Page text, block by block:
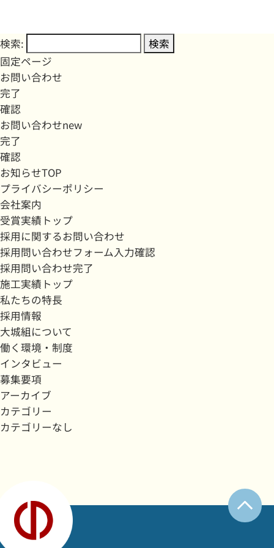
検索:
固定ページ
お問い合わせ
完了
確認
お問い合わせnew
完了
確認
お知らせTOP
プライバシーポリシー
会社案内
受賞実績トップ
採用に関するお問い合わせ
採用問い合わせフォーム入力確認
採用問い合わせ完了
施工実績トップ
私たちの特長
採用情報
大城組について
働く環境・制度
インタビュー
募集要項
アーカイブ
カテゴリー
カテゴリーなし